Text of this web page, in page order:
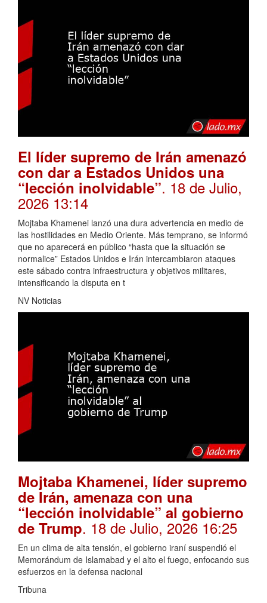
El líder supremo de Irán amenazó
con dar a Estados Unidos una
“lección inolvidable”. 18 de Julio,
2026 13:14
Mojtaba Khamenei lanzó una dura advertencia en medio de
las hostilidades en Medio Oriente. Más temprano, se informó
que no aparecerá en público “hasta que la situación se
normalice” Estados Unidos e Irán intercambiaron ataques
este sábado contra infraestructura y objetivos militares,
intensificando la disputa en t
NV Noticias
Mojtaba Khamenei, líder supremo
de Irán, amenaza con una
“lección inolvidable” al gobierno
de Trump. 18 de Julio, 2026 16:25
En un clima de alta tensión, el gobierno iraní suspendió el
Memorándum de Islamabad y el alto el fuego, enfocando sus
esfuerzos en la defensa nacional
Tribuna